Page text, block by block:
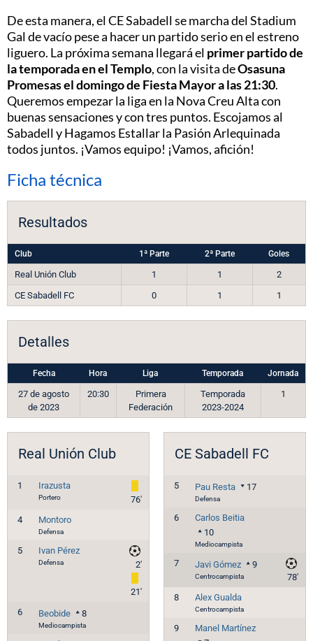
De esta manera, el CE Sabadell se marcha del Stadium
Gal de vacío pese a hacer un partido serio en el estreno
liguero. La próxima semana llegará el primer partido de
la temporada en el Templo, con la visita deOsasuna
Promesas el domingo de Fiesta Mayor a las 21:30.
Queremos empezar la liga en la Nova Creu Alta con
buenas sensaciones y con tres puntos. Escojamos al
Sabadell y Hagamos Estallar la Pasión Arlequinada
todos juntos. ¡Vamos equipo! ¡Vamos, afición!
Ficha técnica
Resultados
Club 1ª Parte 2ª Parte Goles
Real Unión Club 1 1
2
CE Sabadell FC
0 1 1
Detalles
Fecha Hora Liga Temporada Jornada
27 de agosto
de 2023
20:30
Primera
Federación
Temporada
2023-2024
1
Real Unión Club
1 Irazusta
Portero
76'
4
Montoro
Defensa
5 Ivan Pérez
Defensa 2'
21'
6
Beobide 8
Mediocampista
CE Sabadell FC
5 Pau Resta 17
Defensa
6
Carlos Beitia
10
Mediocampista
7 Javi Gómez 9
Centrocampista
78'
8
Alex Gualda
Centrocampista
9
Manel Martínez